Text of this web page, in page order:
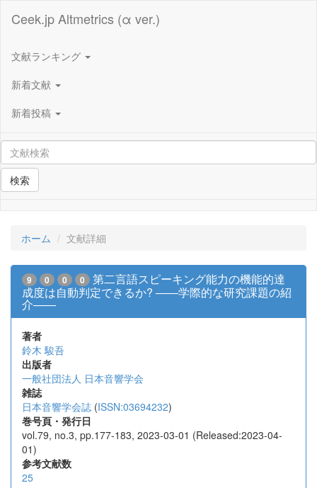
Ceek.jp Altmetrics (α ver.)
文献ランキング
新着文献
新着投稿
検索
ホーム 文献詳細
9 0 0 0
第二言語スピーキング能力の機能的達
成度は自動判定できるか? ――学際的な研究課題の紹
介――
著者
鈴木 駿吾
出版者
一般社団法人 日本音響学会
雑誌
日本音響学会誌 (ISSN:03694232)
巻号頁・発行日
vol.79, no.3, pp.177-183, 2023-03-01 (Released:2023-04-
01)
参考文献数
25